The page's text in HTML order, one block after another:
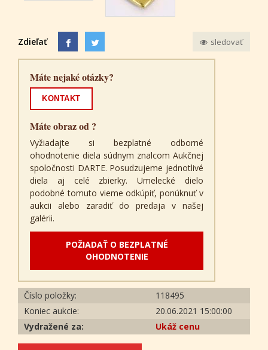
Zdieľať sledovať
Máte nejaké otázky?
KONTAKT
Máte obraz od ?
Vyžiadajte si bezplatné odborné
ohodnotenie diela súdnym znalcom Aukčnej
spoločnosti DARTE. Posudzujeme jednotlivé
diela aj celé zbierky. Umelecké dielo
podobné tomuto vieme odkúpiť, ponúknuť v
aukcii alebo zaradiť do predaja v našej
galérii.
POŽIADAŤ O BEZPLATNÉ
OHODNOTENIE
Číslo položky:
118495
Koniec aukcie:
20.06.2021 15:00:00
Vydražené za:
Ukáž cenu